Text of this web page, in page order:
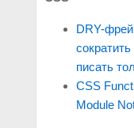
DRY-
писать
CSS
Module